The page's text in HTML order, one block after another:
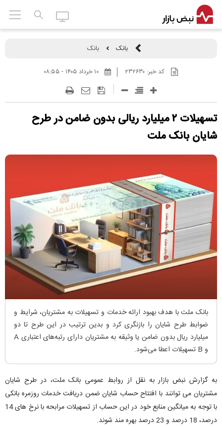
بانک بانک
کد خبر: ۲۳۲۶۳۰
تسهیلات ۲ میلیارد ریالی بدون ضامن در طرح
شایان بانک ملت
بانک ملت با هدف بهبود ارائه خدمات و تسهیلات به مشتریان، شرایط و
ضوابط طرح شایان را بازنگری کرد و بدین ترتیب در این طرح تا دو
میلیارد ریال بدون ضامن یا وثیقه به مشتریان دارای رتبه‌های اعتباری A
و B تسهیلات اعطا می‌شود.
به گزارش نبض بازار به نقل از روابط عمومی بانک ملت، در طرح شایان
مشتریان می توانند با افتتاح حساب شایان ضمن دریافت خدمات روزمره بانکی
با توجه به میانگین منابع خود در این حساب از تسهیلات مرابحه با نرخ های 14
درصد، 18 درصد و 23 درصد بهره مند شوند.